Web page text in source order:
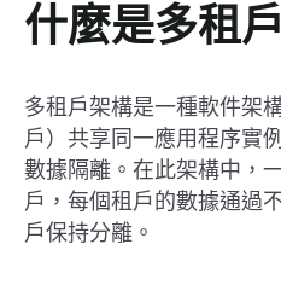
什麼是多租
多租戶架構是一種軟件架
戶）共享同一應用程序實
數據隔離。在此架構中，
戶，每個租戶的數據通過
戶保持分離。